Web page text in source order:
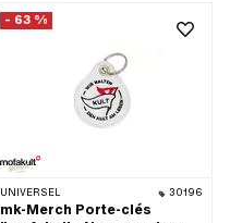
- 63 %
UNIVERSEL 30196
mk-Merch Porte-clés